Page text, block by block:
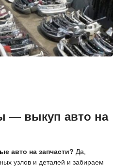
— выкуп авто на
авто на запчасти? Да,
узлов и деталей и забираем